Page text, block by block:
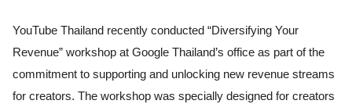
YouTube Thailand recently conducted “Diversifying Your
Revenue” workshop at Google Thailand’s office as part of the
commitment to supporting and unlocking new revenue streams
for creators. The workshop was specially designed for creators